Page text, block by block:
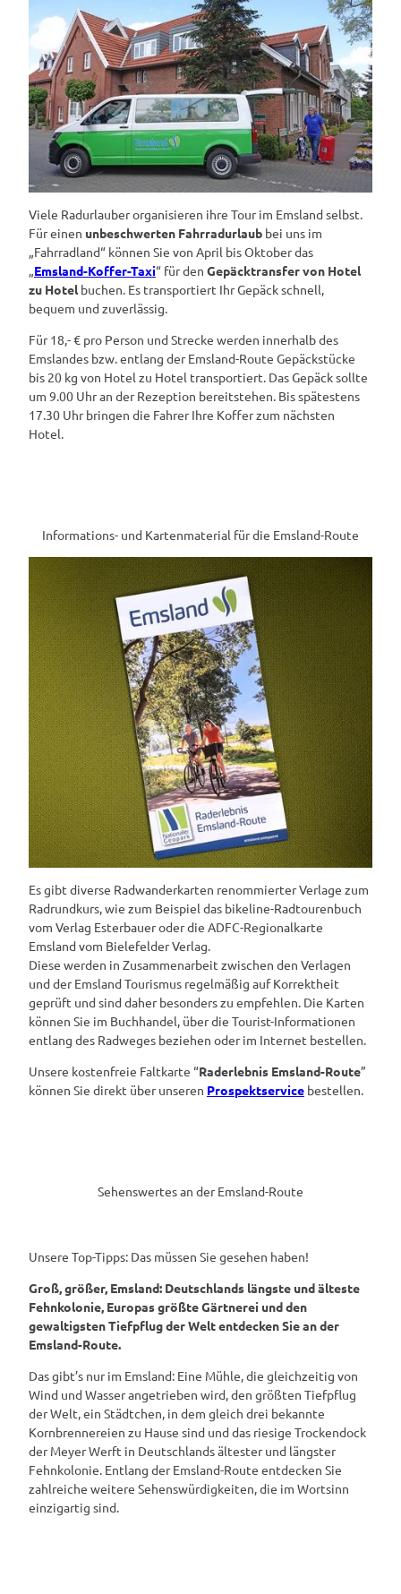
Viele Radurlauber organisieren ihre Tour im Emsland selbst.
Für einen unbeschwerten Fahrradurlaub bei uns im
„Fahrradland“ können Sie von April bis Oktober das
„Emsland-Koffer-Taxi“ für den Gepäcktransfer von Hotel
zu Hotelbuchen. Es transportiert Ihr Gepäck schnell,
bequem und zuverlässig.
Für 18,- € pro Person und Strecke werden innerhalb des
Emslandes bzw. entlang der Emsland-Route Gepäckstücke
bis 20 kg von Hotel zu Hotel transportiert. Das Gepäck sollte
um 9.00 Uhr an der Rezeption bereitstehen. Bis spätestens
17.30 Uhr bringen die Fahrer Ihre Koffer zum nächsten
Hotel.
Informations- und Kartenmaterial für die Emsland-Route
Es gibt diverse Radwanderkarten renommierter Verlage zum
Radrundkurs, wie zum Beispiel das bikeline-Radtourenbuch
vom Verlag Esterbauer oder die ADFC-Regionalkarte
Emsland vom Bielefelder Verlag.
Diese werden in Zusammenarbeit zwischen den Verlagen
und der Emsland Tourismus regelmäßig auf Korrektheit
geprüft und sind daher besonders zu empfehlen. Die Karten
können Sie im Buchhandel, über die Tourist-Informationen
entlang des Radweges beziehen oder im Internet bestellen.
Unsere kostenfreie Faltkarte “Raderlebnis Emsland-Route”
können Sie direkt über unseren Prospektservice bestellen.
Sehenswertes an der Emsland-Route
Unsere Top-Tipps: Das müssen Sie gesehen haben!
Groß, größer, Emsland: Deutschlands längste und älteste
Fehnkolonie, Europas größte Gärtnerei und den
gewaltigsten Tiefpflug der Welt entdecken Sie an der
Emsland-Route.
Das gibt’s nur im Emsland: Eine Mühle, die gleichzeitig von
Wind und Wasser angetrieben wird, den größten Tiefpflug
der Welt, ein Städtchen, in dem gleich drei bekannte
Kornbrennereien zu Hause sind und das riesige Trockendock
der Meyer Werft in Deutschlands ältester und längster
Fehnkolonie. Entlang der Emsland-Route entdecken Sie
zahlreiche weitere Sehenswürdigkeiten, die im Wortsinn
einzigartig sind.